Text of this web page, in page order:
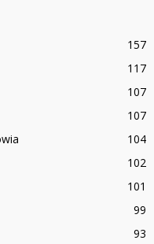
157
117
107
107
104
102
101
99
93